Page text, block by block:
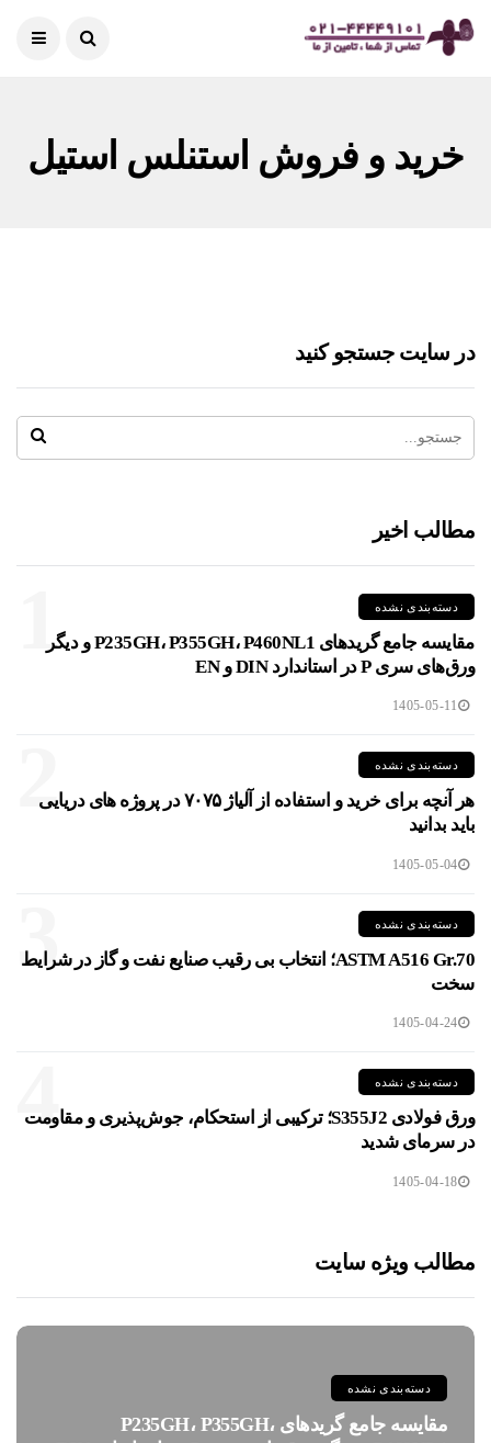
خرید و فروش استنلس استیل
در سایت جستجو کنید
مطالب اخیر
1 دسته‌بندی نشده
مقایسه جامع گریدهای P235GH، P355GH، P460NL1 و دیگر
ورق‌های سری P در استاندارد DIN و EN
1405-05-11
2 دسته‌بندی نشده
هر آنچه برای خرید و استفاده از آلیاژ ۷۰۷۵ در پروژه های دریایی
باید بدانید
1405-05-04
3 دسته‌بندی نشده
ASTM A516 Gr.70؛ انتخاب بی رقیب صنایع نفت و گاز در شرایط
سخت
1405-04-24
4 دسته‌بندی نشده
ورق فولادی S355J2؛ ترکیبی از استحکام، جوش‌پذیری و مقاومت
در سرمای شدید
1405-04-18
مطالب ویژه سایت
دسته‌بندی نشده
مقایسه جامع گریدهای P235GH، P355GH،